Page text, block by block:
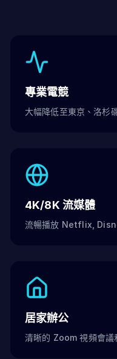
專業電競
大幅降低至東京、洛杉
4K/8K 流媒體
流暢播放 Netflix,
居家辦公
清晰的 Zoom 視頻會議